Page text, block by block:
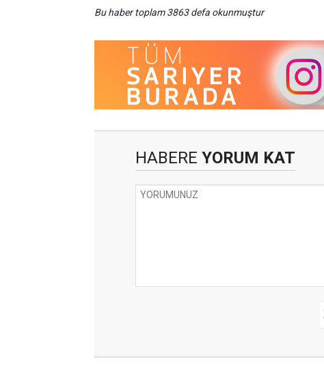
Bu haber toplam 3863 defa okunmuştur
HABERE YORUM KAT